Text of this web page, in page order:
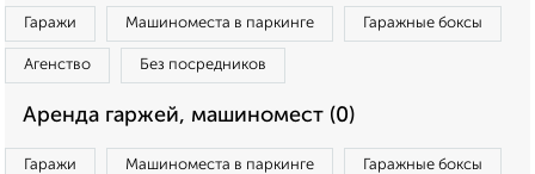
Гаражи Машиноместа в паркинге Гаражные боксы
Агенство Без посредников
Аренда гаржей, машиномест (0)
Гаражи Машиноместа в паркинге Гаражные боксы